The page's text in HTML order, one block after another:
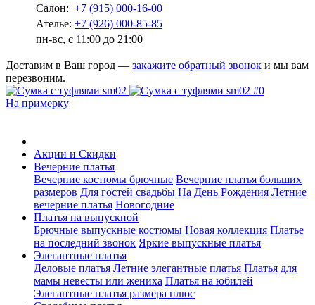
Салон: +7 (915) 000-16-00
Ателье: +7 (926) 000-85-85
пн-вс, с 11:00 до 21:00
Доставим в Ваш город — закажите обратный звонок и мы вам
перезвоним.
На примерку
Акции и Скидки
Вечерние платья
Вечерние костюмы брючные Вечерние платья больших
размеров Для гостей свадьбы На День Рождения Летние
вечерние платья Новогодние
Платья на выпускной
Брючные выпускные костюмы Новая коллекция Платье
на последний звонок Яркие выпускные платья
Элегантные платья
Деловые платья Летние элегантные платья Платья для
мамы невесты или жениха Платья на юбилей
Элегантные платья размера плюс